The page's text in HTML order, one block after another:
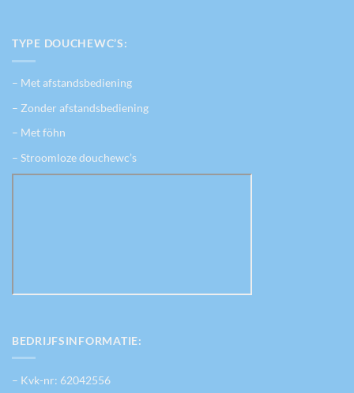
TYPE DOUCHEWC’S:
– Met afstandsbediening
– Zonder afstandsbediening
– Met föhn
– Stroomloze douchewc’s
BEDRIJFSINFORMATIE:
– Kvk-nr: 62042556